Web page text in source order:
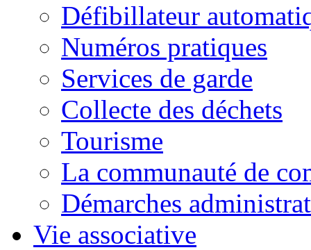
Défibillateur
Numéros pratiques
Services de garde
Collecte des déchets
Tourisme
La communauté de
Démarches
Vie associative